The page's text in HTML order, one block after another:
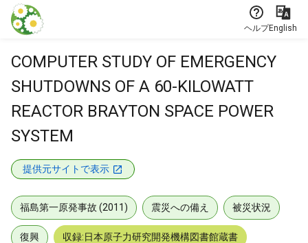
本文に飛ぶ
ヘルプEnglish
COMPUTER STUDY OF EMERGENCY
SHUTDOWNS OF A 60-KILOWATT
REACTOR BRAYTON SPACE POWER
SYSTEM
提供元サイトで表示
福島第一原発事故 (2011) 震災への備え 被災状況
復興 収録:日本原子力研究開発機構図書館蔵書